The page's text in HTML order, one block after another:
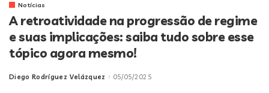
Notícias
A retroatividade na progressão de regime
e suas implicações: saiba tudo sobre esse
tópico agora mesmo!
Posted
Diego Rodríguez Velázquez 05/05/2025